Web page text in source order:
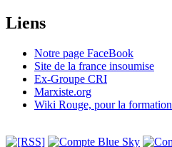
Liens
Notre page FaceBook
Site de la france insoumise
Ex-Groupe CRI
Marxiste.org
Wiki Rouge, pour la